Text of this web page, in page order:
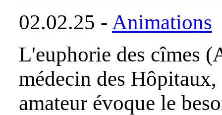
02.02.25 - Animations
L'euphorie des cîmes
médecin des
amateur évoque le